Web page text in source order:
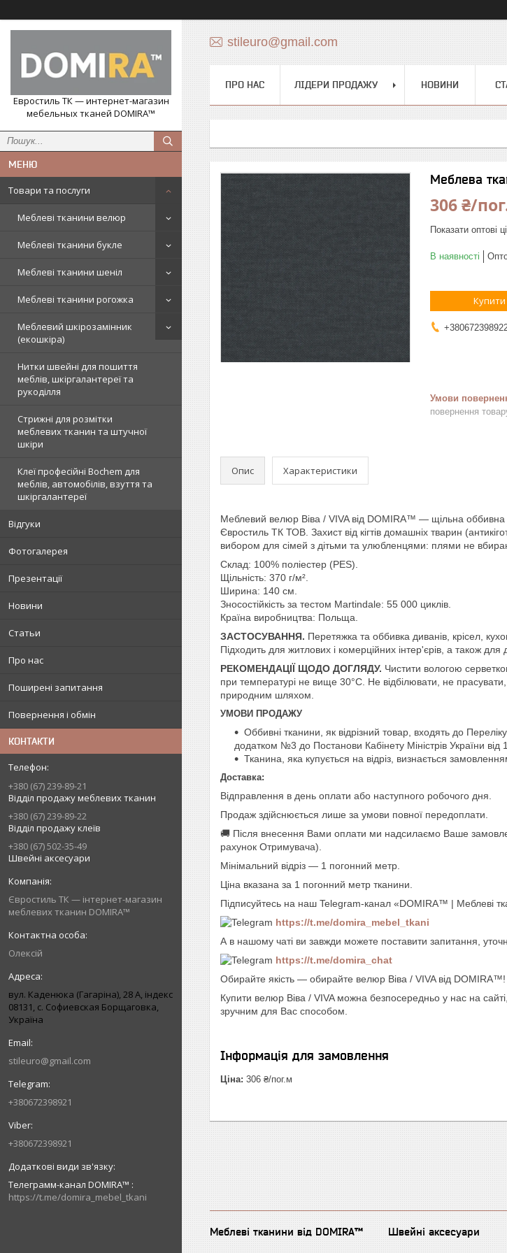
Евростиль ТК — интернет-магазин
мебельных тканей DOMIRA™
Товари та послуги
Меблеві тканини велюр
Меблеві тканини букле
Меблеві тканини шеніл
Меблеві тканини рогожка
Меблевий шкірозамінник
(екошкіра)
Нитки швейні для пошиття
меблів, шкіргалантереї та
рукоділля
Стрижні для розмітки
меблевих тканин та штучної
шкіри
Клеї професійні Bochem для
меблів, автомобілів, взуття та
шкіргалантереї
Відгуки
Фотогалерея
Презентації
Новини
Статьи
Про нас
Поширені запитання
Повернення і обмін
КОНТАКТИ
+380 (67) 239-89-21
Відділ продажу меблевих тканин
+380 (67) 239-89-22
Відділ продажу клеїв
+380 (67) 502-35-49
Швейні аксесуари
Євростиль ТК — інтернет-магазин
меблевих тканин DOMIRA™
Олексій
вул. Каденюка (Гагаріна), 28 А, індекс
08131, с. Софиевская Борщаговка,
Україна
stileuro@gmail.com
+380672398921
+380672398921
Телеграмм-канал DOMIRA™
https://t.me/domira_mebel_tkani
stileuro@gmail.com
ПРО НАС ЛІДЕРИ ПРОДАЖУ НОВИНИ
Меблева
306 ₴/
Показати оптові
В наявності
Купити
повернення
Опис Характеристики
Меблевий велюр Віва / VIVA від DOMIRA™ — щільна
Євростиль ТК ТОВ. Захист від кігтів домашніх тварин
вибором для сімей з дітьми та улюбленцями: плями не
Склад: 100% поліестер (PES).
Щільність: 370 г/м².
Ширина: 140 см.
Зносостійкість за тестом Martindale: 55 000 циклів.
Країна виробництва: Польща.
ЗАСТОСУВАННЯ. Перетяжка та оббивка диванів, крісел,
Підходить для житлових і комерційних інтер'єрів, а також
РЕКОМЕНДАЦІЇ ЩОДО ДОГЛЯДУ. Чистити вологою
при температурі не вище 30°C. Не відбілювати, не
природним шляхом.
УМОВИ ПРОДАЖУ
Оббивні тканини, як відрізний товар, входять до
додатком №3 до Постанови Кабінету Міністрів України
Тканина, яка купується на відріз, визнається
Доставка:
Відправлення в день оплати або наступного робочого дня.
Продаж здійснюється лише за умови повної передоплати.
🚚 Після внесення Вами оплати ми надсилаємо Ваше
рахунок Отримувача).
Мінімальний відріз — 1 погонний метр.
Ціна вказана за 1 погонний метр тканини.
Підписуйтесь на наш Telegram-канал «DOMIRA™ | Меблеві
https://t.me/domira_mebel_tkani
А в нашому чаті ви завжди можете поставити запитання,
https://t.me/domira_chat
Обирайте якість — обирайте велюр Віва / VIVA від
Купити велюр Віва / VIVA можна безпосередньо у нас на
зручним для Вас способом.
Інформація для замовлення
Ціна: 306 ₴/пог.м
Меблеві тканини від DOMIRA™ Швейні аксесуари